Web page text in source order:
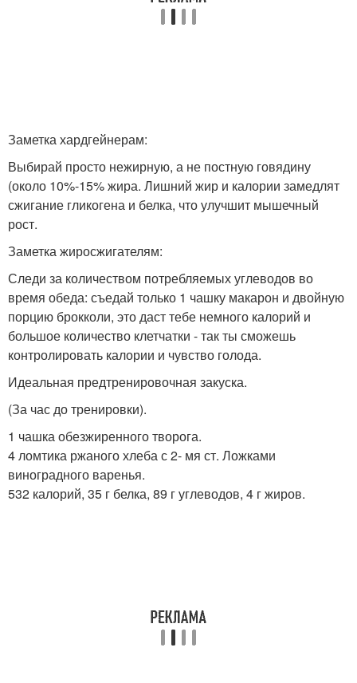
Заметка хардгейнерам:
Выбирай просто нежирную, а не постную говядину
(около 10%-15% жира. Лишний жир и калории замедлят
сжигание гликогена и белка, что улучшит мышечный
рост.
Заметка жиросжигателям:
Следи за количеством потребляемых углеводов во
время обеда: съедай только 1 чашку макарон и двойную
порцию брокколи, это даст тебе немного калорий и
большое количество клетчатки - так ты сможешь
контролировать калории и чувство голода.
Идеальная предтренировочная закуска.
(За час до тренировки).
1 чашка обезжиренного творога.
4 ломтика ржаного хлеба с 2- мя ст. Ложками
виноградного варенья.
532 калорий, 35 г белка, 89 г углеводов, 4 г жиров.